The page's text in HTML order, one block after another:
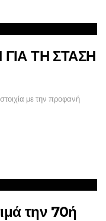
ΤΗ ΣΤΑΣΗ
με την προφανή
την 70ή